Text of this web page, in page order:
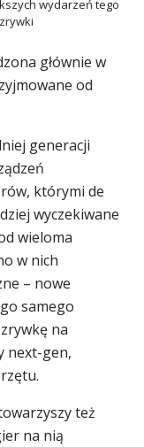
wydarzeń tego
głównie w
od
generacji
którymi de
wyczekiwane
wieloma
w nich
– nowe
samego
na
next-gen,
też
na nią